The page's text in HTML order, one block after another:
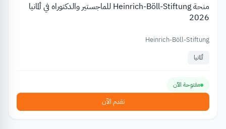
منحة Heinrich-Böll-Stiftung للماجستير والدكتوراه في ألمانيا
2026
Heinrich-Böll-Stiftung
ألمانيا
مفتوحة الآن
تقدم الآن